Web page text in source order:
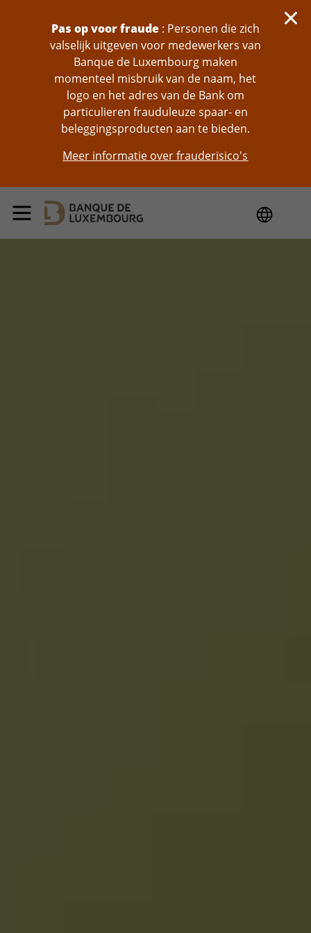
Pas op voor fraude: Personen die zich
valselijk uitgeven voor medewerkers van
Banque de Luxembourg maken
momenteel misbruik van de naam, het
logo en het adres van de Bank om
particulieren frauduleuze spaar- en
beleggingsproducten aan te bieden.
Meer informatie over frauderisico's